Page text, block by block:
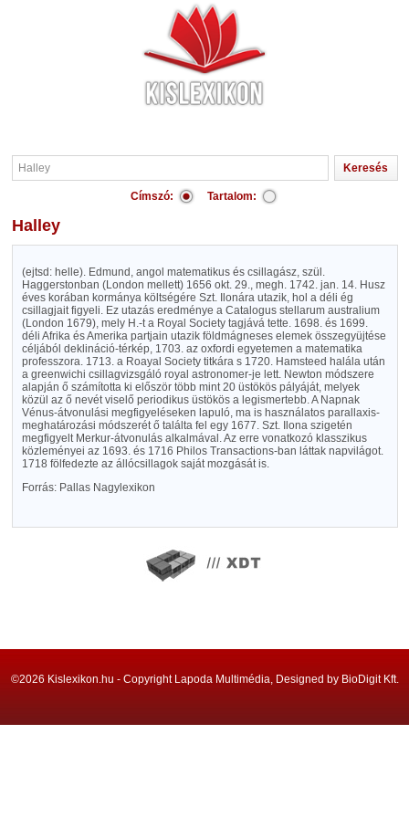
Címszó: Tartalom:
Halley
(ejtsd: helle). Edmund, angol matematikus és csillagász, szül.
Haggerstonban (London mellett) 1656 okt. 29., megh. 1742. jan. 14. Husz
éves korában kormánya költségére Szt. Ilonára utazik, hol a déli ég
csillagjait figyeli. Ez utazás eredménye a Catalogus stellarum australium
(London 1679), mely H.-t a Royal Society tagjává tette. 1698. és 1699.
déli Afrika és Amerika partjain utazik földmágneses elemek összegyüjtése
céljából deklináció-térkép, 1703. az oxfordi egyetemen a matematika
professzora. 1713. a Roayal Society titkára s 1720. Hamsteed halála után
a greenwichi csillagvizsgáló royal astronomer-je lett. Newton módszere
alapján ő számította ki először több mint 20 üstökös pályáját, melyek
közül az ő nevét viselő periodikus üstökös a legismertebb. A Napnak
Vénus-átvonulási megfigyeléseken lapuló, ma is használatos parallaxis-
meghatározási módszerét ő találta fel egy 1677. Szt. Ilona szigetén
megfigyelt Merkur-átvonulás alkalmával. Az erre vonatkozó klasszikus
közleményei az 1693. és 1716 Philos Transactions-ban láttak napvilágot.
1718 fölfedezte az állócsillagok saját mozgását is.
Forrás: Pallas Nagylexikon
©2026 Kislexikon.hu - Copyright Lapoda Multimédia, Designed by BioDigit Kft.